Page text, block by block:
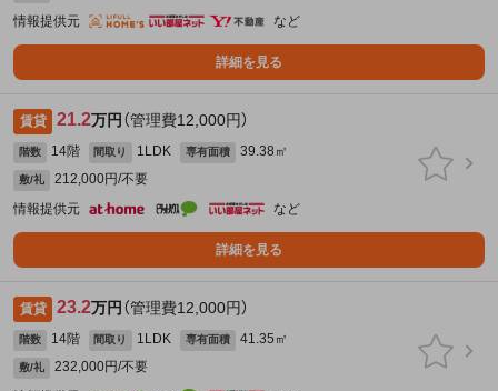
情報提供元
など
詳細を見る
賃貸 21.2万円 （管理費12,000円）
階数 14階 間取り 1LDK 専有面積 39.38㎡
敷/礼
212,000円/不要
情報提供元
など
詳細を見る
賃貸 23.2万円 （管理費12,000円）
階数 14階 間取り 1LDK 専有面積 41.35㎡
敷/礼
232,000円/不要